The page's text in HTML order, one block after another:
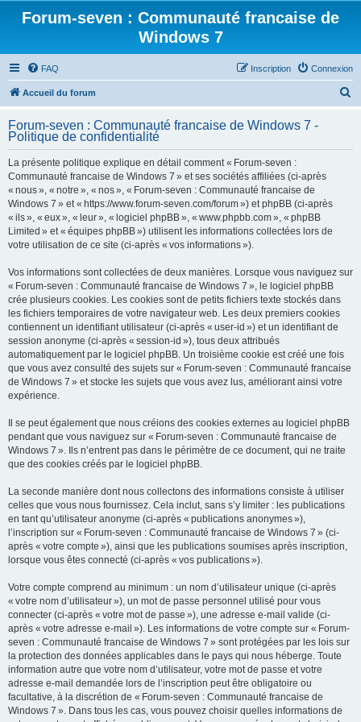
Forum-seven : Communauté francaise de
Windows 7
FAQ Connexion
Inscription
Accueil du forum
h
Forum-seven : Communauté francaise de Windows 7 -
Politique de confidentialité
La présente politique explique en détail comment « Forum-seven :
Communauté francaise de Windows 7 » et ses sociétés affiliées (ci-après
« nous », « notre », « nos », « Forum-seven : Communauté francaise de
Windows 7 » et « https://www.forum-seven.com/forum ») et phpBB (ci-après
« ils », « eux », « leur », « logiciel phpBB », « www.phpbb.com », « phpBB
Limited » et « équipes phpBB ») utilisent les informations collectées lors de
votre utilisation de ce site (ci-après « vos informations »).
Vos informations sont collectées de deux manières. Lorsque vous naviguez sur
« Forum-seven : Communauté francaise de Windows 7 », le logiciel phpBB
crée plusieurs cookies. Les cookies sont de petits fichiers texte stockés dans
les fichiers temporaires de votre navigateur web. Les deux premiers cookies
contiennent un identifiant utilisateur (ci-après « user-id ») et un identifiant de
session anonyme (ci-après « session-id »), tous deux attribués
automatiquement par le logiciel phpBB. Un troisième cookie est créé une fois
que vous avez consulté des sujets sur « Forum-seven : Communauté francaise
de Windows 7 » et stocke les sujets que vous avez lus, améliorant ainsi votre
expérience.
Il se peut également que nous créions des cookies externes au logiciel phpBB
pendant que vous naviguez sur « Forum-seven : Communauté francaise de
Windows 7 ». Ils n’entrent pas dans le périmètre de ce document, qui ne traite
que des cookies créés par le logiciel phpBB.
La seconde manière dont nous collectons des informations consiste à utiliser
celles que vous nous fournissez. Cela inclut, sans s’y limiter : les publications
en tant qu’utilisateur anonyme (ci-après « publications anonymes »),
l’inscription sur « Forum-seven : Communauté francaise de Windows 7 » (ci-
après « votre compte »), ainsi que les publications soumises après inscription,
lorsque vous êtes connecté (ci-après « vos publications »).
Votre compte comprend au minimum : un nom d’utilisateur unique (ci-après
« votre nom d’utilisateur »), un mot de passe personnel utilisé pour vous
connecter (ci-après « votre mot de passe »), une adresse e-mail valide (ci-
après « votre adresse e-mail »). Les informations de votre compte sur « Forum-
seven : Communauté francaise de Windows 7 » sont protégées par les lois sur
la protection des données applicables dans le pays qui nous héberge. Toute
information autre que votre nom d’utilisateur, votre mot de passe et votre
adresse e-mail demandée lors de l’inscription peut être obligatoire ou
facultative, à la discrétion de « Forum-seven : Communauté francaise de
Windows 7 ». Dans tous les cas, vous pouvez choisir quelles informations de